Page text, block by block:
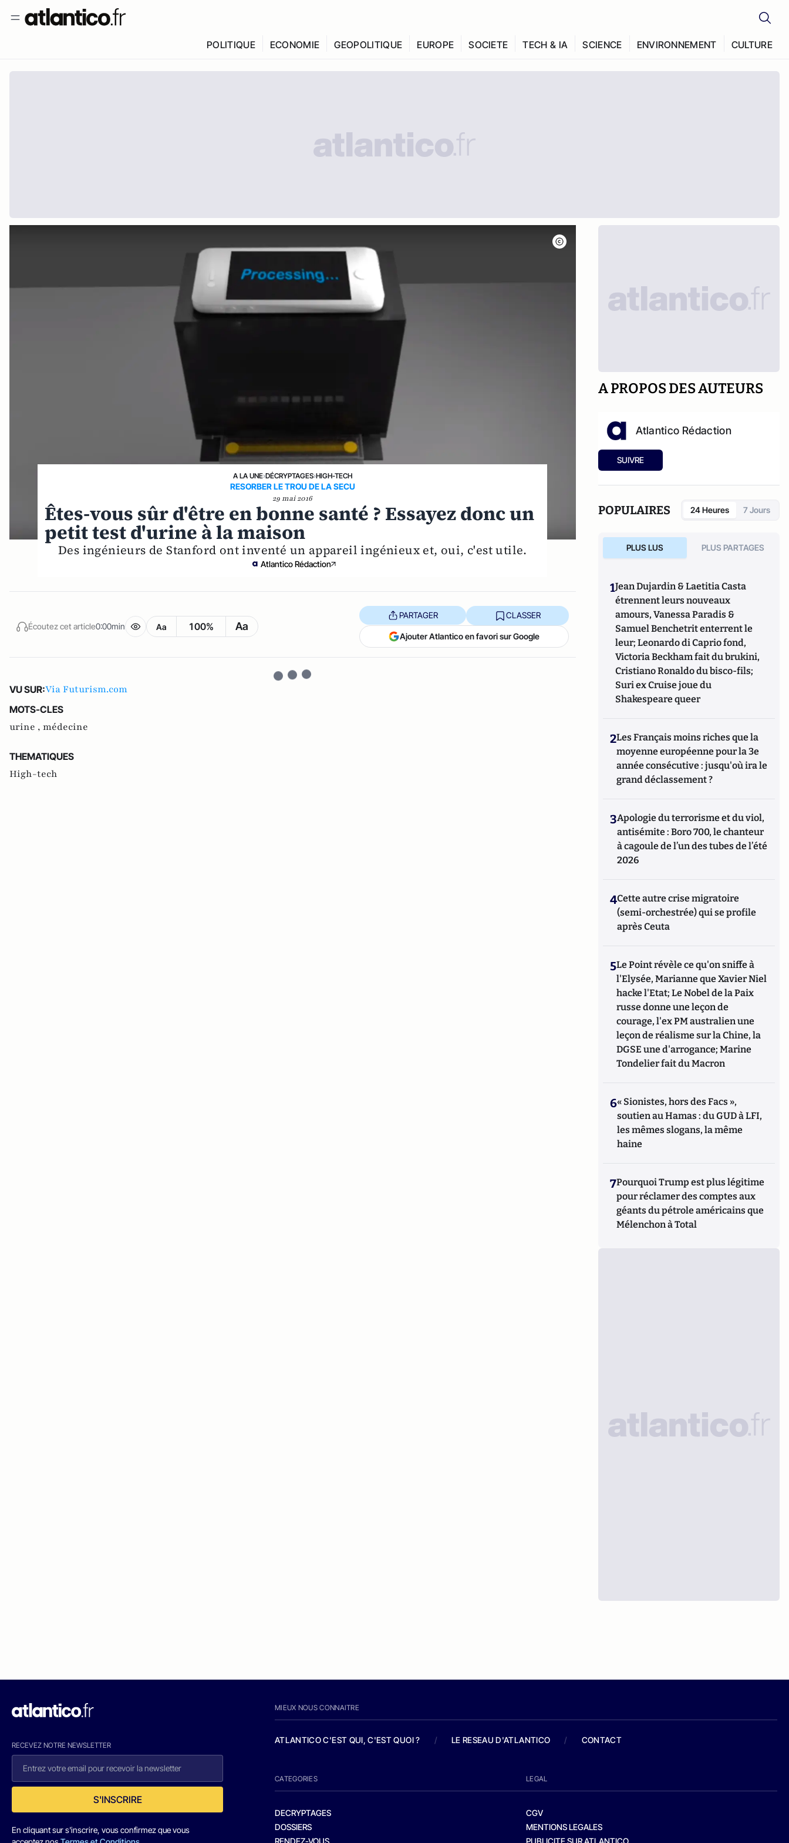
POLITIQUE ECONOMIE GEOPOLITIQUE EUROPE SOCIETE TECH & IA SCIENCE ENVIRONNEMENT CULTURE
A LA UNE›DÉCRYPTAGES›HIGH-TECH
RESORBER LE TROU DE LA SECU
29 mai 2016
Êtes-vous sûr d'être en bonne santé ? Essayez donc un
petit test d'urine à la maison
Des ingénieurs de Stanford ont inventé un appareil ingénieux et, oui, c'est utile.
Atlantico Rédaction
Écoutez cet article0:00min Aa 100% Aa
PARTAGER CLASSER
Ajouter Atlantico en favori sur Google
VU SUR:Via Futurism.com
MOTS-CLES
urine , médecine
THEMATIQUES
High-tech
A PROPOS DES AUTEURS
Atlantico Rédaction
SUIVRE
POPULAIRES 24 Heures 7 Jours
PLUS LUS PLUS PARTAGES
1Jean Dujardin & Laetitia Casta
étrennent leurs nouveaux
amours, Vanessa Paradis &
Samuel Benchetrit enterrent le
leur; Leonardo di Caprio fond,
Victoria Beckham fait du brukini,
Cristiano Ronaldo du bisco-fils;
Suri ex Cruise joue du
Shakespeare queer
2Les Français moins riches que la
moyenne européenne pour la 3e
année consécutive : jusqu'où ira le
grand déclassement ?
3Apologie du terrorisme et du viol,
antisémite : Boro 700, le chanteur
à cagoule de l’un des tubes de l’été
2026
4Cette autre crise migratoire
(semi-orchestrée) qui se profile
après Ceuta
5Le Point révèle ce qu'on sniffe à
l'Elysée, Marianne que Xavier Niel
hacke l'Etat; Le Nobel de la Paix
russe donne une leçon de
courage, l'ex PM australien une
leçon de réalisme sur la Chine, la
DGSE une d'arrogance; Marine
Tondelier fait du Macron
6« Sionistes, hors des Facs »,
soutien au Hamas : du GUD à LFI,
les mêmes slogans, la même
haine
7Pourquoi Trump est plus légitime
pour réclamer des comptes aux
géants du pétrole américains que
Mélenchon à Total
RECEVEZ NOTRE NEWSLETTER
S'INSCRIRE
En cliquant sur s'inscrire, vous confirmez que vous
MIEUX NOUS CONNAITRE
ATLANTICO C'EST QUI, C'EST QUOI ? / LE RESEAU D'ATLANTICO / CONTACT
CATEGORIES
DECRYPTAGES
DOSSIERS
RENDEZ-VOUS
LEGAL
CGV
MENTIONS LEGALES
PUBLICITE SUR ATLANTICO